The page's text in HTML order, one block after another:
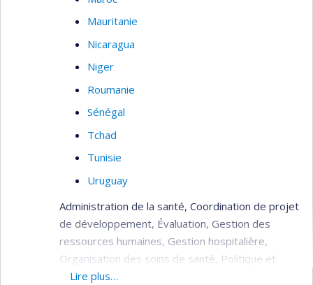
Mauritanie
Nicaragua
Niger
Roumanie
Sénégal
Tchad
Tunisie
Uruguay
Administration de la santé, Coordination de projet
de développement, Évaluation, Gestion des
ressources humaines, Gestion hospitalière,
Organisation des soins de santé, Politique et
planification de la santé, Réhabilitation du
Lire plus…